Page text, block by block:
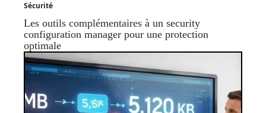
Sécurité
Les outils complémentaires à un security
configuration manager pour une protection
optimale